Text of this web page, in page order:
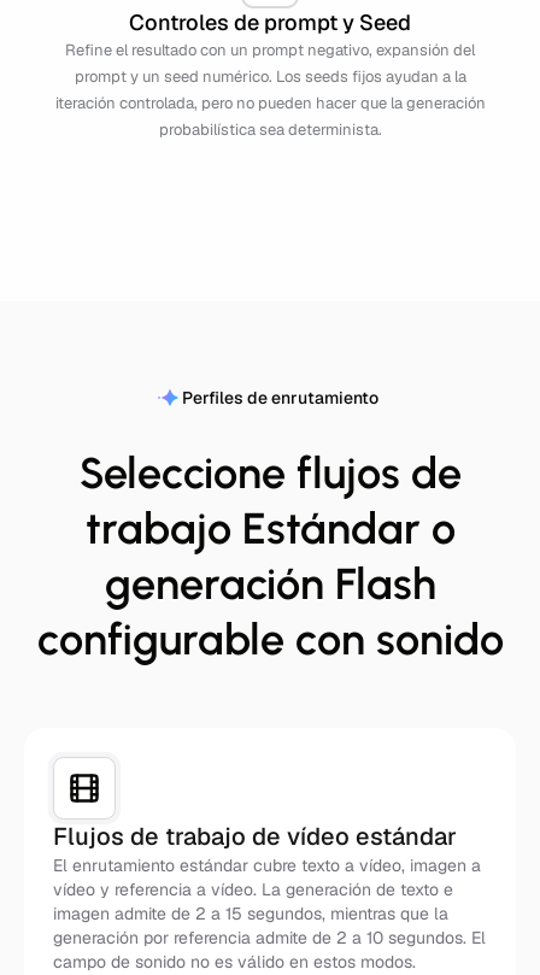
Controles de prompt y Seed
Refine el resultado con un prompt negativo, expansión del
prompt y un seed numérico. Los seeds fijos ayudan a la
iteración controlada, pero no pueden hacer que la generación
probabilística sea determinista.
Perfiles de enrutamiento
Seleccione flujos de
trabajo Estándar o
generación Flash
configurable con sonido
Flujos de trabajo de vídeo estándar
El enrutamiento estándar cubre texto a vídeo, imagen a
vídeo y referencia a vídeo. La generación de texto e
imagen admite de 2 a 15 segundos, mientras que la
generación por referencia admite de 2 a 10 segundos. El
campo de sonido no es válido en estos modos.